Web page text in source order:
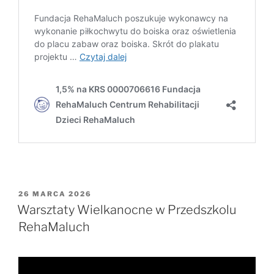
OPUBLIKOWANE
W
26 MARCA 2026
Warsztaty Wielkanocne w Przedszkolu
RehaMaluch